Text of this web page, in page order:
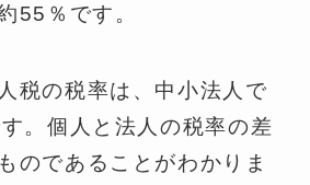
55％です。
税の税率は、中小法人で
。個人と法人の税率の差
のであることがわかりま